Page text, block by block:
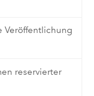
Veröffentlichung
reservierter